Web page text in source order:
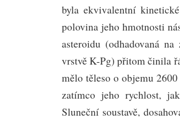
byla ekvivalentní
polovina jeho hmotnosti
asteroidu (odhadovaná
vrstvě K-Pg) přitom činila
mělo těleso o objemu
zatímco jeho rychlost,
Sluneční soustavě,